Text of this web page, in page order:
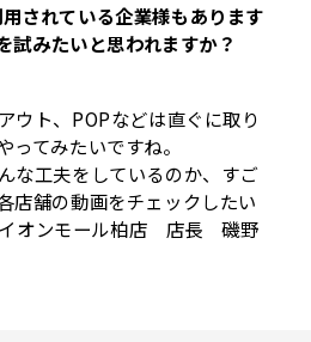
されている企業様もあります
みたいと思われますか？
ウト、POPなどは直ぐに取り
ってみたいですね。
な工夫をしているのか、すご
店舗の動画をチェックしたい
オンモール柏店 店長 磯野